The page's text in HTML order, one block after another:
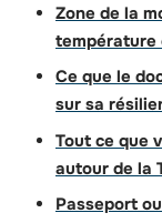
Zone de la
température
Ce que le
sur sa
Tout ce que
autour de la
Passeport